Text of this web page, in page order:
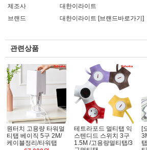
제조사
대한이라이트
브랜드
대한이라이트 [브랜드바로가기]
관련상품
원터치 고용량 타워멀
티탭 베이직 5구 2M/
케이블정리/타워탭
테트라포드 멀티탭 익
스텐디드 스위치 3구
1.5M /고용량멀티탭/3
[